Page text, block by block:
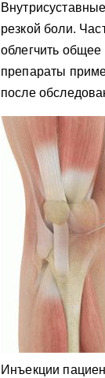
В
резкой боли.
облегчить
препараты
после
Инъекции